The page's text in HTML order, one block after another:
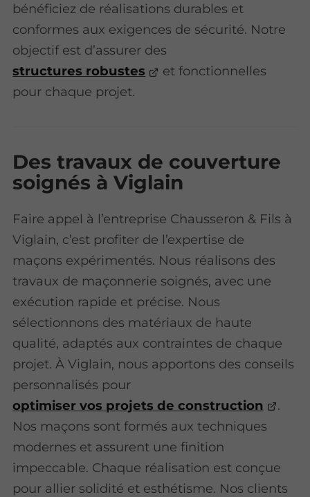
bénéficiez de réalisations durables et
conformes aux exigences de sécurité. Notre
objectif est d’assurer des
structures robustes
et fonctionnelles
pour chaque projet.
Des travaux de couverture
soignés à Viglain
Faire appel à l’entreprise Chausseron & Fils à
Viglain, c’est profiter de l’expertise de
maçons expérimentés. Nous réalisons des
travaux de maçonnerie soignés, avec une
exécution rapide et précise. Nous
sélectionnons des matériaux de haute
qualité, adaptés aux contraintes de chaque
projet. À Viglain, nous apportons des conseils
personnalisés pour
optimiser vos projets de construction
.
Nos maçons sont formés aux techniques
modernes et assurent une finition
impeccable. Chaque réalisation est conçue
pour allier solidité et esthétisme. Nos clients